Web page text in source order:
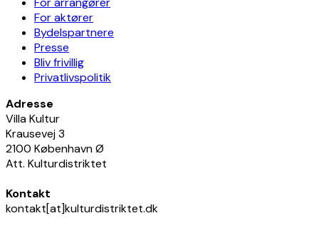
For aktører
Bydelspartnere
Presse
Bliv frivillig
Privatlivspolitik
Adresse
Villa Kultur
Krausevej 3
2100 København Ø
Att. Kulturdistriktet
Kontakt
kontakt[at]kulturdistriktet.dk